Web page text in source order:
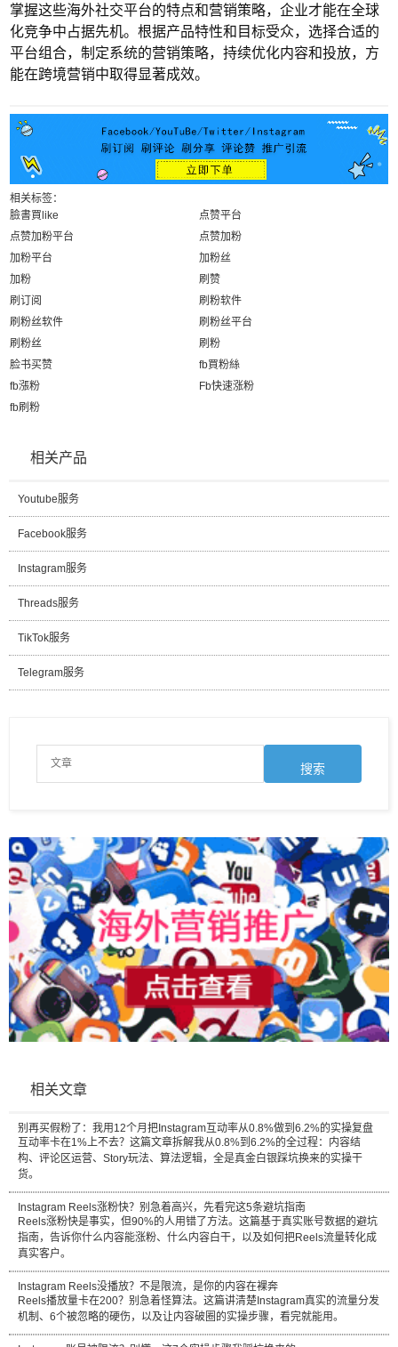
掌握这些海外社交平台的特点和营销策略，企业才能在全球
化竞争中占据先机。根据产品特性和目标受众，选择合适的
平台组合，制定系统的营销策略，持续优化内容和投放，方
能在跨境营销中取得显著成效。
相关标签：
臉書買like
点赞平台
点赞加粉平台
点赞加粉
加粉平台
加粉丝
加粉
刷赞
刷订阅
刷粉软件
刷粉丝软件
刷粉丝平台
刷粉丝
刷粉
脸书买赞
fb買粉絲
fb漲粉
Fb快速涨粉
fb刷粉
相关产品
Youtube服务
Facebook服务
Instagram服务
Threads服务
TikTok服务
Telegram服务
相关文章
别再买假粉了：我用12个月把Instagram互动率从0.8%做到6.2%的实操复盘
互动率卡在1%上不去？这篇文章拆解我从0.8%到6.2%的全过程：内容结
构、评论区运营、Story玩法、算法逻辑，全是真金白银踩坑换来的实操干
货。
Instagram Reels涨粉快？别急着高兴，先看完这5条避坑指南
Reels涨粉快是事实，但90%的人用错了方法。这篇基于真实账号数据的避坑
指南，告诉你什么内容能涨粉、什么内容白干，以及如何把Reels流量转化成
真实客户。
Instagram Reels没播放？不是限流，是你的内容在裸奔
Reels播放量卡在200？别急着怪算法。这篇讲清楚Instagram真实的流量分发
机制、6个被忽略的硬伤，以及让内容破圈的实操步骤，看完就能用。